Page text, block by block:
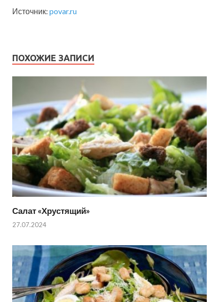
Источник: povar.ru
ПОХОЖИЕ ЗАПИСИ
Салат «Хрустящий»
27.07.2024